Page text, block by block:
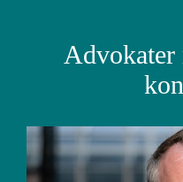
Advokater